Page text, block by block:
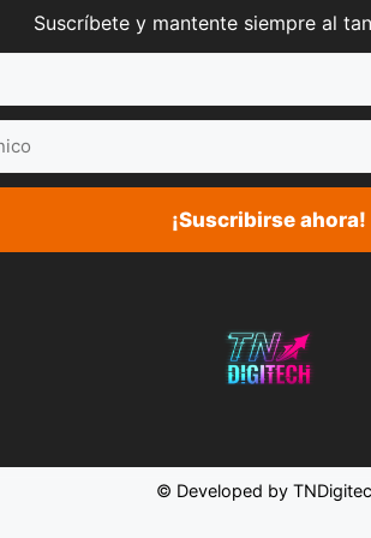
Suscríbete y mantente siempre al
¡Suscribirse ahora!